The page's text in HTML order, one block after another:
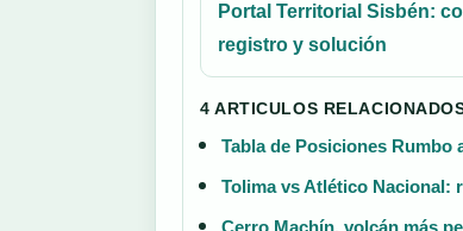
Portal Territorial Sisbén:
registro y solución
4 ARTICULOS
Tabla de Posiciones Rumbo
Tolima vs Atlético Nacional: